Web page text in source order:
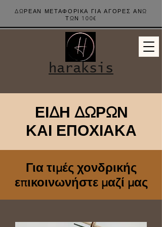
ΔΩΡΕΑΝ ΜΕΤΑΦΟΡΙΚΑ ΓΙΑ ΑΓΟΡΕΣ ΑΝΩ
ΤΩΝ 100€
haraksis
ΕΙΔΗ ΔΩΡΩΝ
ΚΑΙ ΕΠΟΧΙΑΚΑ
Για τιμές χονδρικής
επικοινωνήστε μαζί μας